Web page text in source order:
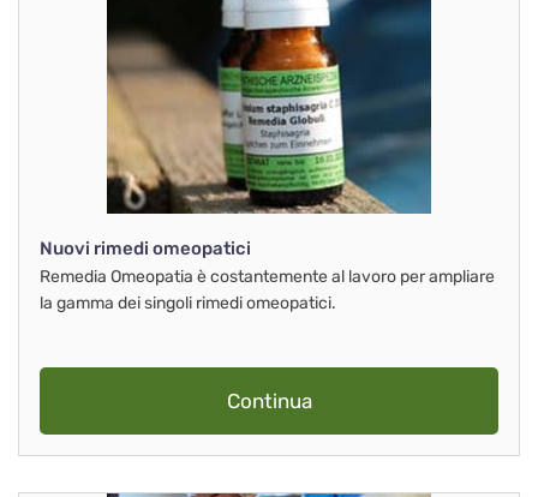
Nuovi rimedi omeopatici
Remedia Omeopatia è costantemente al lavoro per ampliare
la gamma dei singoli rimedi omeopatici.
Continua